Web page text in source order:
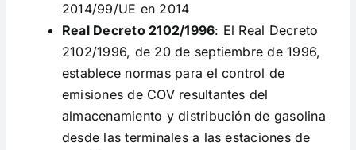
2014/99/UE en 2014
Real Decreto 2102/1996: El Real Decreto
2102/1996, de 20 de septiembre de 1996,
establece normas para el control de
emisiones de COV resultantes del
almacenamiento y distribución de gasolina
desde las terminales a las estaciones de